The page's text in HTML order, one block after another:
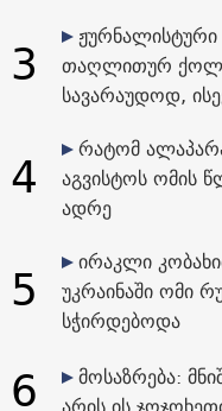
3
თაღლითურ
სავარაუდოდ,
4
რატომ
აგვისტოს ომის
ადრე
5
ირაკლი
უკრაინაში ომი
სჭირდებოდა
6
მოსაზრება: